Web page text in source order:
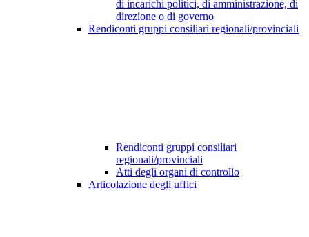
di incarichi politici, di amministrazione, di
direzione o di governo
Rendiconti gruppi consiliari regionali/provinciali
Rendiconti gruppi consiliari
regionali/provinciali
Atti degli organi di controllo
Articolazione degli uffici